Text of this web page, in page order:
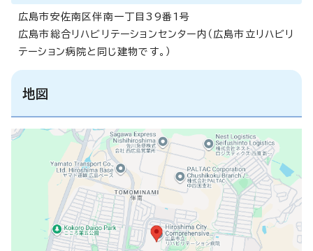
広島市安佐南区伴南一丁目39番1号
広島市総合リハビリテーションセンター内（広島市立リハビリ
テーション病院と同じ建物です。）
地図